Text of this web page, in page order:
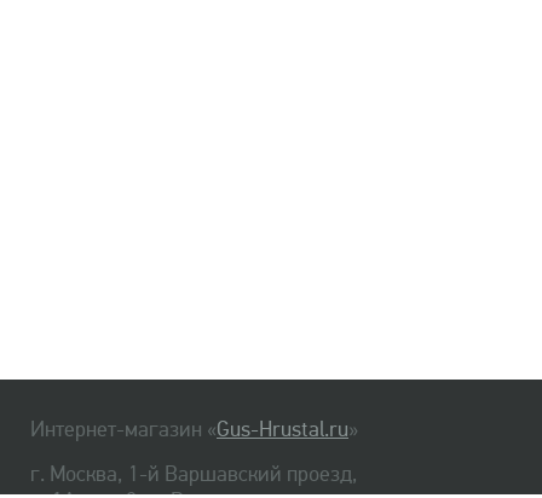
Интернет-магазин «Gus-Hrustal.ru»
г. Москва, 1-й Варшавский проезд,